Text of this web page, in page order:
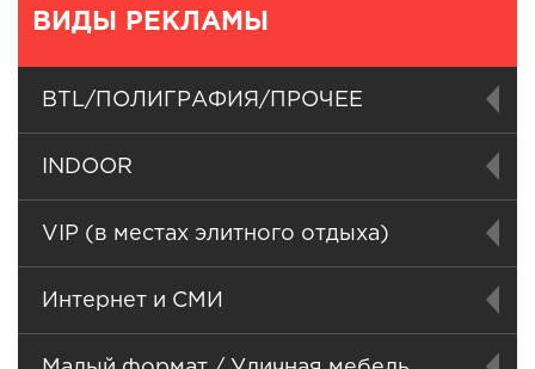
ВИДЫ РЕКЛАМЫ
BTL/ПОЛИГРАФИЯ/ПРОЧЕЕ
INDOOR
VIP (в местах элитного отдыха)
Интернет и СМИ